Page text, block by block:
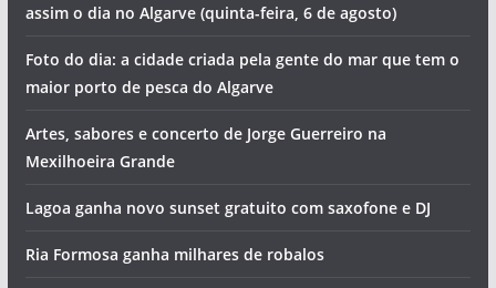
assim o dia no Algarve (quinta-feira, 6 de agosto)
Foto do dia: a cidade criada pela gente do mar que tem o
maior porto de pesca do Algarve
Artes, sabores e concerto de Jorge Guerreiro na
Mexilhoeira Grande
Lagoa ganha novo sunset gratuito com saxofone e DJ
Ria Formosa ganha milhares de robalos